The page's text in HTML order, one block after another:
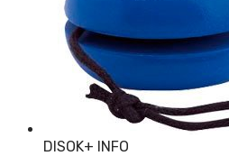
DISOK+ INFO